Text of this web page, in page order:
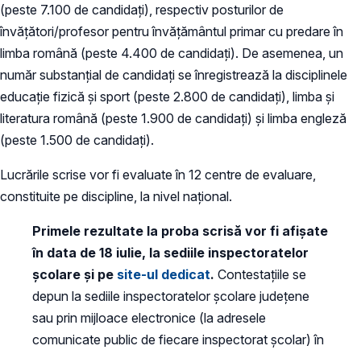
(peste 7.100 de candidați), respectiv posturilor de
învățători/profesor pentru învățământul primar cu predare în
limba română (peste 4.400 de candidați). De asemenea, un
număr substanțial de candidați se înregistrează la disciplinele
educație fizică și sport (peste 2.800 de candidați), limba și
literatura română (peste 1.900 de candidați) și limba engleză
(peste 1.500 de candidați).
Lucrările scrise vor fi evaluate în 12 centre de evaluare,
constituite pe discipline, la nivel naţional.
Primele rezultate la proba scrisă vor fi afișate
în data de 18 iulie, la sediile inspectoratelor
şcolare şi pe site-ul dedicat. Contestaţiile se
depun la sediile inspectoratelor şcolare judeţene
sau prin mijloace electronice (la adresele
comunicate public de fiecare inspectorat școlar) în